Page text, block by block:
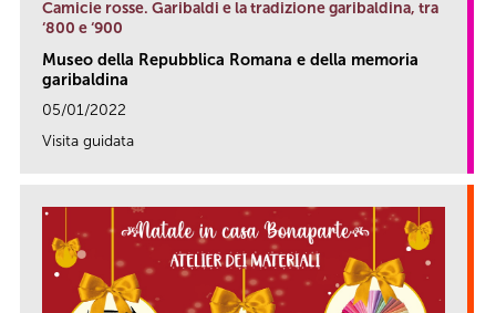
Camicie rosse. Garibaldi e la tradizione garibaldina, tra
‘800 e ‘900
Museo della Repubblica Romana e della memoria
garibaldina
05/01/2022
Visita guidata